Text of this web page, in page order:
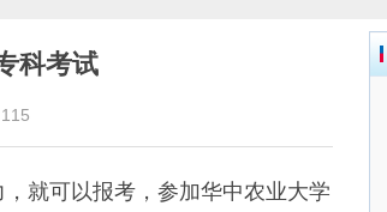
科考试
就可以报考，参加华中农业大学